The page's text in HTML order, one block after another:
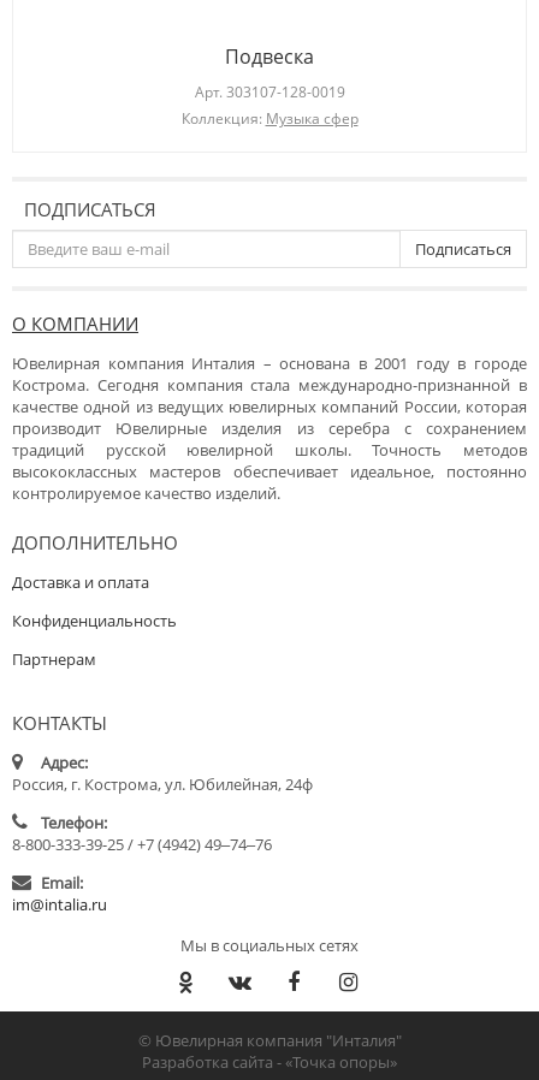
Подвеска
Арт. 303107-128-0019
Коллекция: Музыка сфер
ПОДПИСАТЬСЯ
Подписаться
О КОМПАНИИ
Ювелирная компания Инталия – основана в 2001 году в городе
Кострома. Сегодня компания стала международно-признанной в
качестве одной из ведущих ювелирных компаний России, которая
производит Ювелирные изделия из серебра с сохранением
традиций русской ювелирной школы. Точность методов
высококлассных мастеров обеспечивает идеальное, постоянно
контролируемое качество изделий.
ДОПОЛНИТЕЛЬНО
Доставка и оплата
Конфиденциальность
Партнерам
КОНТАКТЫ
Адрес:
Россия, г. Кострома, ул. Юбилейная, 24ф
Телефон:
8-800-333-39-25 / +7 (4942) 49‒74‒76
Email:
im@intalia.ru
Мы в социальных сетях
© Ювелирная компания "Инталия"
Разработка сайта -«Точка опоры»